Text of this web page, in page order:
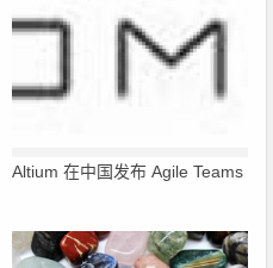
Altium 在中国发布 Agile Teams